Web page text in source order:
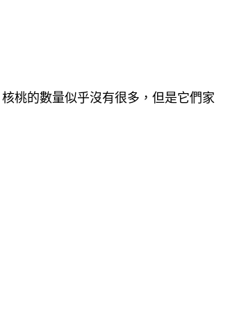
桃的數量似乎沒有很多，但是它們家